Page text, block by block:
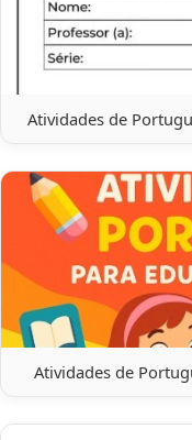
Atividades de
Atividades de